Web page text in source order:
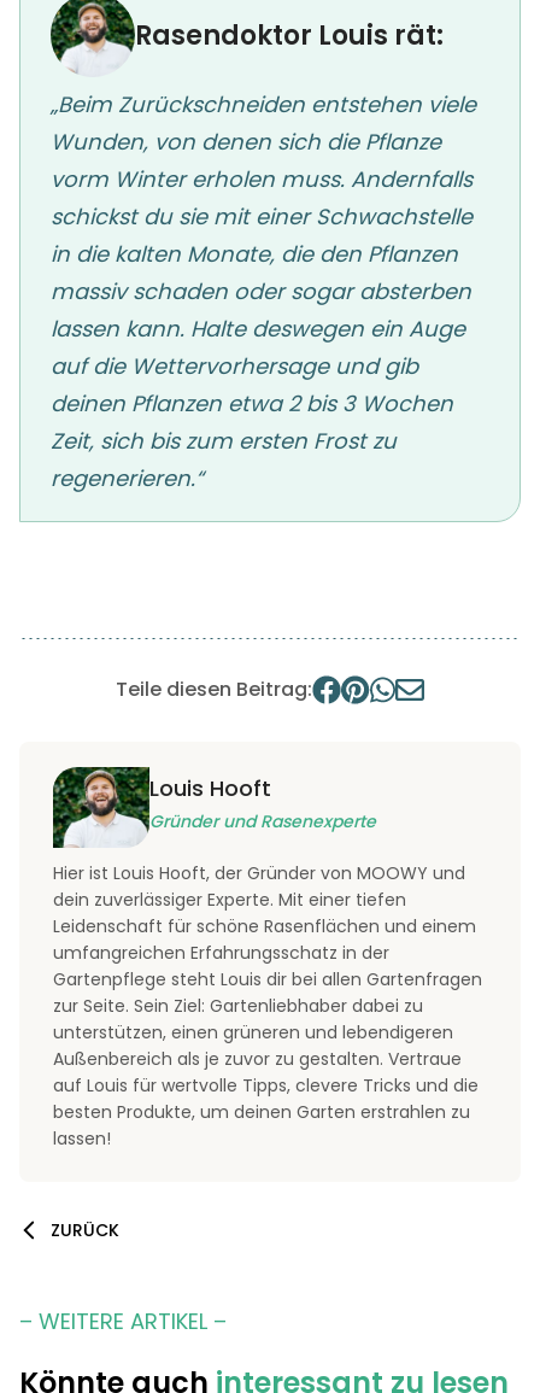
Rasendoktor Louis rät:
„Beim Zurückschneiden entstehen viele
Wunden, von denen sich die Pflanze
vorm Winter erholen muss. Andernfalls
schickst du sie mit einer Schwachstelle
in die kalten Monate, die den Pflanzen
massiv schaden oder sogar absterben
lassen kann. Halte deswegen ein Auge
auf die Wettervorhersage und gib
deinen Pflanzen etwa 2 bis 3 Wochen
Zeit, sich bis zum ersten Frost zu
regenerieren.“
Teile diesen Beitrag:
Louis Hooft
Gründer und Rasenexperte
Hier ist Louis Hooft, der Gründer von MOOWY und
dein zuverlässiger Experte. Mit einer tiefen
Leidenschaft für schöne Rasenflächen und einem
umfangreichen Erfahrungsschatz in der
Gartenpflege steht Louis dir bei allen Gartenfragen
zur Seite. Sein Ziel: Gartenliebhaber dabei zu
unterstützen, einen grüneren und lebendigeren
Außenbereich als je zuvor zu gestalten. Vertraue
auf Louis für wertvolle Tipps, clevere Tricks und die
besten Produkte, um deinen Garten erstrahlen zu
lassen!
ZURÜCK
– WEITERE ARTIKEL –
Könnte auch interessant zu lesen